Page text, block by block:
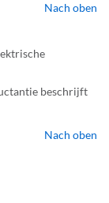
Nach oben
beschrijft
Nach oben